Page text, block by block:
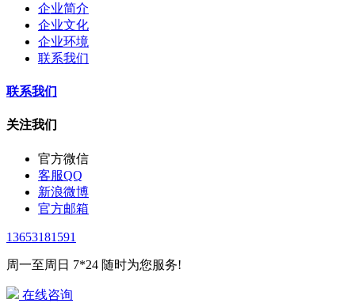
企业简介
企业文化
企业环境
联系我们
联系我们
关注我们
官方微信
客服QQ
新浪微博
官方邮箱
13653181591
周一至周日 7*24 随时为您服务!
在线咨询